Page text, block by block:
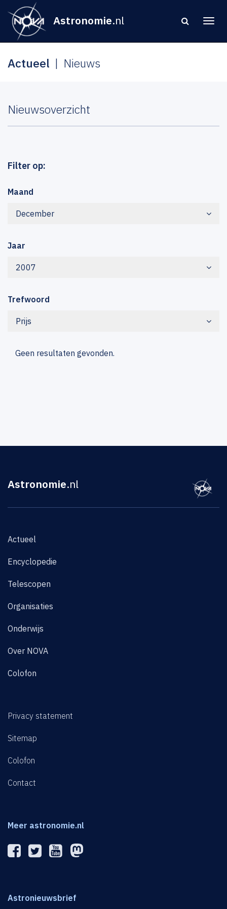
Astronomie.nl
Actueel Nieuws
Nieuwsoverzicht
Filter op:
Maand
December
Jaar
2007
Trefwoord
Prijs
Geen resultaten gevonden.
Astronomie.nl
Actueel
Encyclopedie
Telescopen
Organisaties
Onderwijs
Over NOVA
Colofon
Privacy statement
Sitemap
Colofon
Contact
Meer astronomie.nl
Astronieuwsbrief